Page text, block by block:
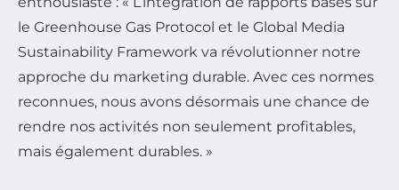
le Greenhouse Gas Protocol et le Global Media
Sustainability Framework va révolutionner notre
approche du marketing durable. Avec ces normes
reconnues, nous avons désormais une chance de
rendre nos activités non seulement profitables,
mais également durables. »